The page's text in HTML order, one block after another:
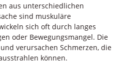
aus unterschiedlichen
sind muskuläre
sich oft durch langes
oder Bewegungsmangel. Die
verursachen Schmerzen, die
können.